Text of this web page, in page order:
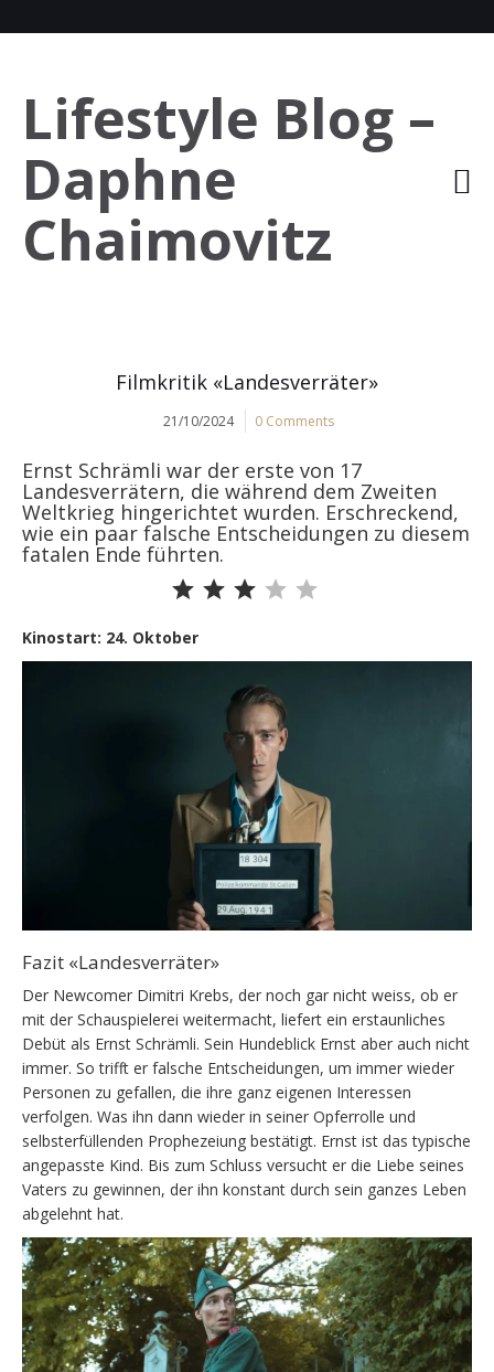
Lifestyle Blog –
Daphne
Chaimovitz
Filmkritik «Landesverräter»
21/10/2024 0 Comments
Ernst Schrämli war der erste von 17
Landesverrätern, die während dem Zweiten
Weltkrieg hingerichtet wurden. Erschreckend,
wie ein paar falsche Entscheidungen zu diesem
fatalen Ende führten.
Kinostart: 24. Oktober
Fazit «Landesverräter»
Der Newcomer Dimitri Krebs, der noch gar nicht weiss, ob er
mit der Schauspielerei weitermacht, liefert ein erstaunliches
Debüt als Ernst Schrämli. Sein Hundeblick Ernst aber auch nicht
immer. So trifft er falsche Entscheidungen, um immer wieder
Personen zu gefallen, die ihre ganz eigenen Interessen
verfolgen. Was ihn dann wieder in seiner Opferrolle und
selbsterfüllenden Prophezeiung bestätigt. Ernst ist das typische
angepasste Kind. Bis zum Schluss versucht er die Liebe seines
Vaters zu gewinnen, der ihn konstant durch sein ganzes Leben
abgelehnt hat.